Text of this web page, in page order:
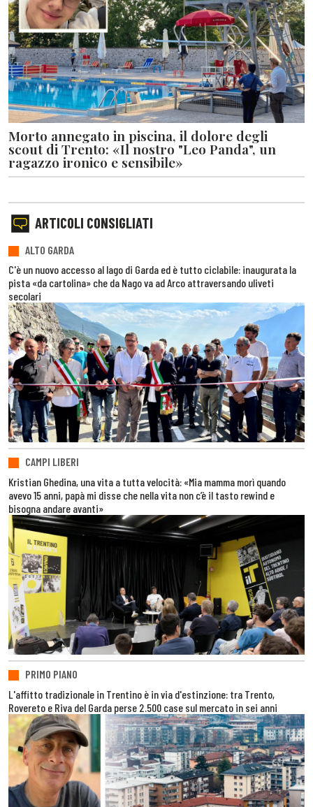
Morto annegato in piscina, il dolore degli
scout di Trento: «Il nostro "Leo Panda", un
ragazzo ironico e sensibile»
ARTICOLI CONSIGLIATI
ALTO GARDA
C'è un nuovo accesso al lago di Garda ed è tutto ciclabile: inaugurata la
pista «da cartolina» che da Nago va ad Arco attraversando uliveti
secolari
CAMPI LIBERI
Kristian Ghedina, una vita a tutta velocità: «Mia mamma morì quando
avevo 15 anni, papà mi disse che nella vita non c’è il tasto rewind e
bisogna andare avanti»
PRIMO PIANO
L'affitto tradizionale in Trentino è in via d'estinzione: tra Trento,
Rovereto e Riva del Garda perse 2.500 case sul mercato in sei anni